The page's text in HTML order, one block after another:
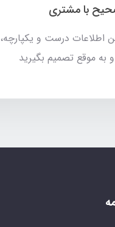
با مشتری
اطلاعات درست و یکپارچه،
موقع تصمیم بگیرید